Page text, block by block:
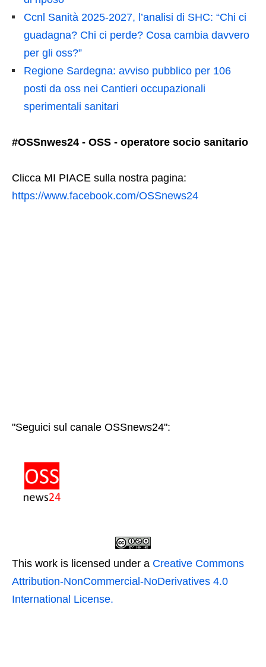
Ccnl Sanità 2025-2027, l’analisi di SHC: “Chi ci
guadagna? Chi ci perde? Cosa cambia davvero
per gli oss?”
Regione Sardegna: avviso pubblico per 106
posti da oss nei Cantieri occupazionali
sperimentali sanitari
#OSSnwes24 - OSS - operatore socio sanitario
Clicca MI PIACE sulla nostra pagina:
https://www.facebook.com/OSSnews24
"Seguici sul canale OSSnews24":
This work is licensed under a Creative Commons
Attribution-NonCommercial-NoDerivatives 4.0
International License.